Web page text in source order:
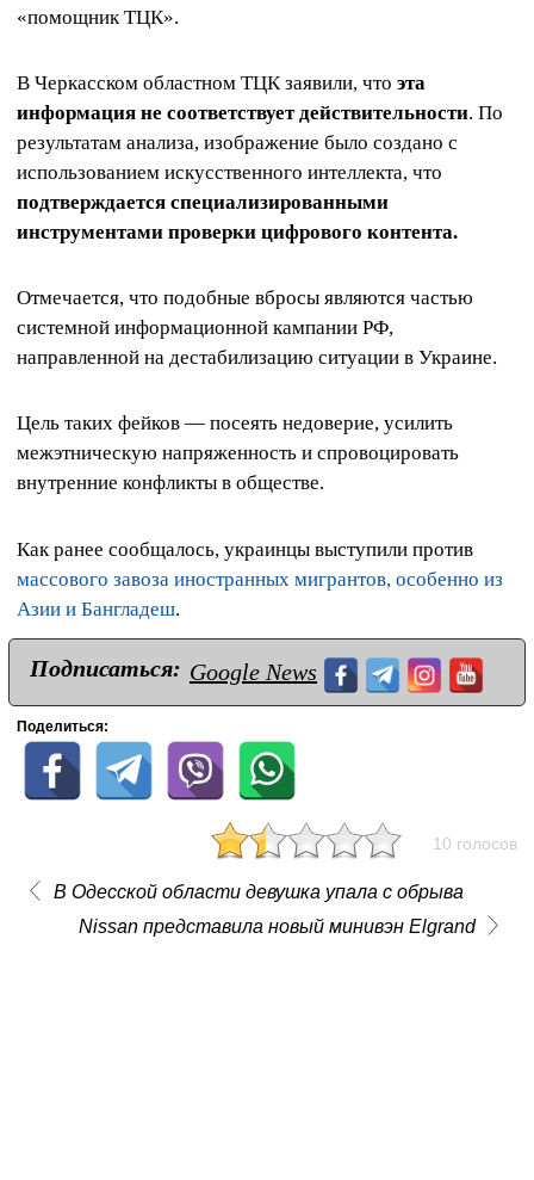
«помощник ТЦК».
В Черкасском областном ТЦК заявили, что эта
информация не соответствует действительности. По
результатам анализа, изображение было создано с
использованием искусственного интеллекта, что
подтверждается специализированными
инструментами проверки цифрового контента.
Отмечается, что подобные вбросы являются частью
системной информационной кампании РФ,
направленной на дестабилизацию ситуации в Украине.
Цель таких фейков — посеять недоверие, усилить
межэтническую напряженность и спровоцировать
внутренние конфликты в обществе.
Как ранее сообщалось, украинцы выступили против
массового завоза иностранных мигрантов, особенно из
Азии и Бангладеш.
Подписаться: Google News
Поделиться:
10 голосов
В Одесской области девушка упала с обрыва
Nissan представила новый минивэн Elgrand